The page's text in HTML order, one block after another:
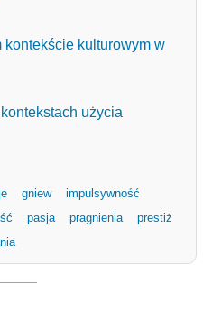
kontekście kulturowym w
użycia
gniew
impulsywność
pasja pragnienia
prestiż